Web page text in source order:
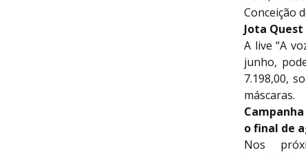
Conceição
Jota
A live “A
junho,
7.198,00,
máscaras.
o final de
Nos